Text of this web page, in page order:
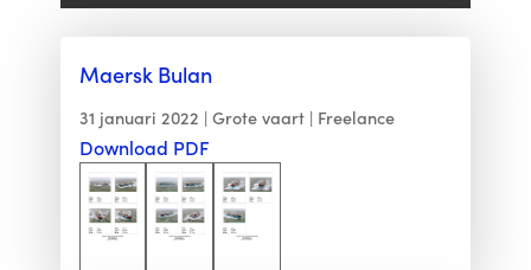
Maersk Bulan
31 januari 2022 Grote vaart Freelance
Download PDF